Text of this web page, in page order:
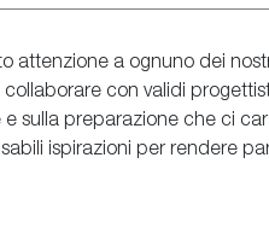
attenzione a ognuno dei
con validi
sulla preparazione che ci
ispirazioni per rendere